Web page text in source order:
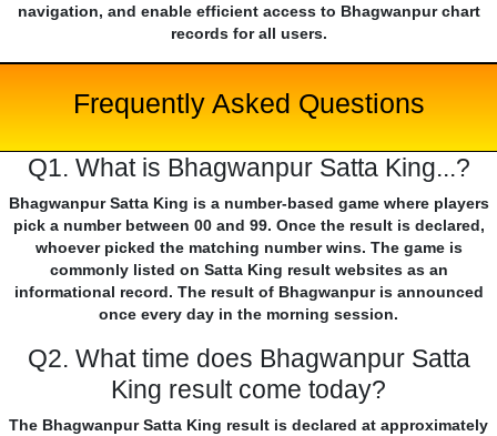
navigation, and enable efficient access to Bhagwanpur chart
records for all users.
Frequently Asked Questions
Q1. What is Bhagwanpur Satta King...?
Bhagwanpur Satta King is a number-based game where players
pick a number between 00 and 99. Once the result is declared,
whoever picked the matching number wins. The game is
commonly listed on Satta King result websites as an
informational record. The result of Bhagwanpur is announced
once every day in the morning session.
Q2. What time does Bhagwanpur Satta
King result come today?
The Bhagwanpur Satta King result is declared at approximately